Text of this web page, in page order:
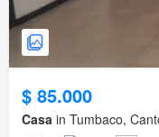
$ 85.000
Casa in Tumbaco,